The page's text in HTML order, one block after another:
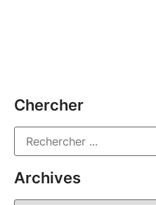
Chercher
Archives